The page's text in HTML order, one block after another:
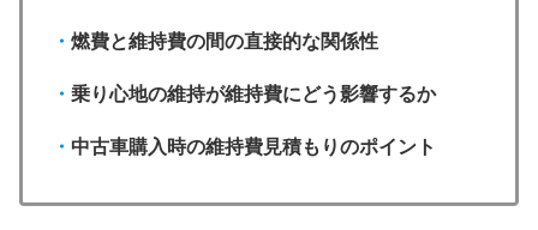
・ 燃費と維持費の間の直接的な関係性
・ 乗り心地の維持が維持費にどう影響するか
・ 中古車購入時の維持費見積もりのポイント